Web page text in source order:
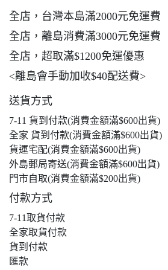
全店，台灣本島滿2000元免運費
全店，離島消費滿3000元免運費
全店，超取滿$1200免運優惠
<離島會手動加收$40配送費>
送貨方式
7-11 貨到付款(消費金額滿$600出貨)
全家 貨到付款(消費金額滿$600出貨)
貨運宅配(消費金額滿$600出貨)
外島郵局寄送(消費金額滿$600出貨)
門市自取(消費金額滿$200出貨)
付款方式
7-11取貨付款
全家取貨付款
貨到付款
匯款